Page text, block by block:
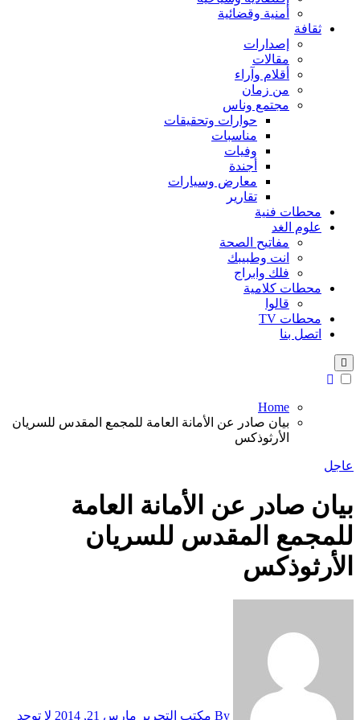
أمنية وقضائية
ثقافة
إصدارات
مقالات
أقلام وآراء
من زمان
مجتمع وناس
حوارات وتحقيقات
مناسبات
وفيات
أجندة
معارض وسيارات
تقارير
محطات فنية
علوم الغد
مفاتيح الصحة
انت وطبيبك
فلك وابراج
محطات كلامية
قالوا
محطات TV
اتصل بنا
Home
بيان صادر عن الأمانة العامة للمجمع المقدس للسريان
الأرثوذكس
عاجل
بيان صادر عن الأمانة العامة
للمجمع المقدس للسريان
الأرثوذكس
مارس 21, 2014 لا توجد